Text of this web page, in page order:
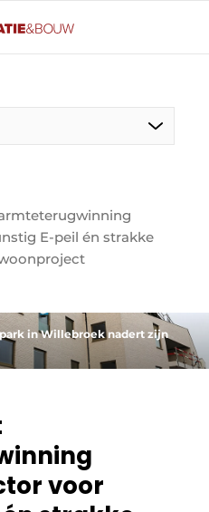
voor de aanmelding
E-peil én strakke
in Willebroek nadert zijn
voor